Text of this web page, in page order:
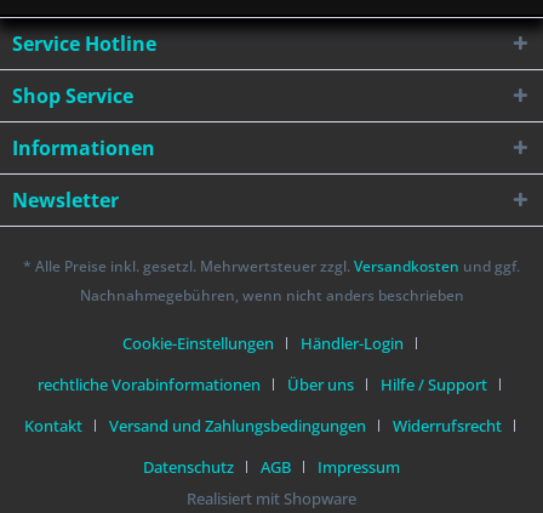
Service Hotline
Shop Service
Informationen
Newsletter
* Alle Preise inkl. gesetzl. Mehrwertsteuer zzgl. Versandkosten und ggf.
Nachnahmegebühren, wenn nicht anders beschrieben
Cookie-Einstellungen
Händler-Login
rechtliche Vorabinformationen
Über uns
Hilfe / Support
Kontakt
Versand und Zahlungsbedingungen
Widerrufsrecht
Datenschutz
AGB
Impressum
Realisiert mit Shopware